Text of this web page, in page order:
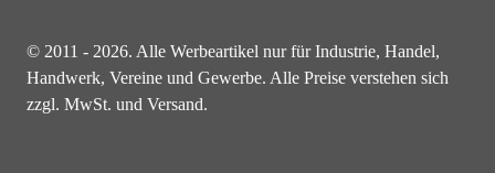
© 2011 - 2026. Alle Werbeartikel nur für Industrie, Handel,
Handwerk, Vereine und Gewerbe. Alle Preise verstehen sich
zzgl. MwSt. und Versand.